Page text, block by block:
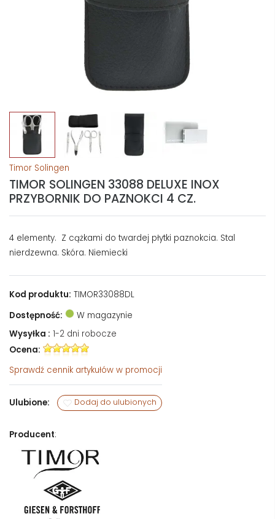
Timor Solingen
TIMOR SOLINGEN 33088 DELUXE INOX
PRZYBORNIK DO PAZNOKCI 4 CZ.
4 elementy. Z cążkami do twardej płytki paznokcia. Stal
nierdzewna. Skóra. Niemiecki
Kod produktu: TIMOR33088DL
Dostępność:
W magazynie
Wysyłka : 1-2 dni robocze
Ocena:
Sprawdź cennik artykułów w promocji
Ulubione: Dodaj do ulubionych
Producent: